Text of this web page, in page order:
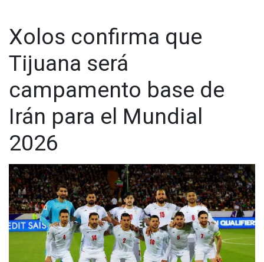
Xolos confirma que
Tijuana será
campamento base de
Irán para el Mundial
2026